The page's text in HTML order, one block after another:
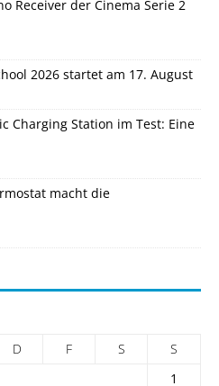
Receiver der Cinema Serie 2
2026 startet am 17. August
Charging Station im Test: Eine
macht die
D F S
S
1